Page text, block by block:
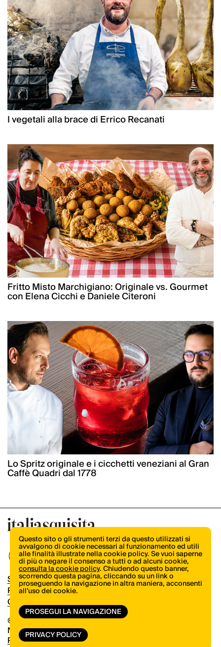
I vegetali alla brace di Errico Recanati
Fritto Misto Marchigiano: Originale vs. Gourmet
con Elena Cicchi e Daniele Citeroni
Lo Spritz originale e i cicchetti veneziani al Gran
Caffè Quadri dal 1778
© Copyright 2026.Vertical.it
N.ro Iscrizione ROC 32504
Privacy Policy
Shop
Pubblicità
Contatti
Questo sito o gli strumenti terzi da questo utilizzati si
avvalgono di cookie necessari al funzionamento ed utili
alle finalità illustrate nella cookie policy. Se vuoi saperne
di più o negare il consenso a tutti o ad alcuni cookie,
consulta la cookie policy. Chiudendo questo banner,
scorrendo questa pagina, cliccando su un link o
proseguendo la navigazione in altra maniera, acconsenti
all’uso dei cookie.
PROSEGUI LA NAVIGAZIONE
PRIVACY POLICY